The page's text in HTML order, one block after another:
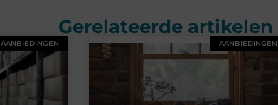
Gerelateerde artikelen
AANBIEDINGEN AANBIEDINGEN